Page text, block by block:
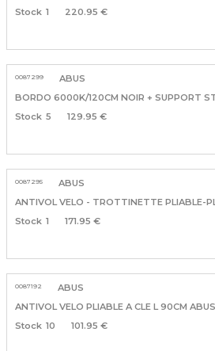
1
220.95 €
0087299
ABUS
BORDO 6000K/120CM NOIR + SUPPORT
5
129.95 €
0087295
ABUS
ANTIVOL VELO - TROTTINETTE PLIABLE-
1
171.95 €
0087192
ABUS
ANTIVOL VELO PLIABLE A CLE L 90CM
10
101.95 €